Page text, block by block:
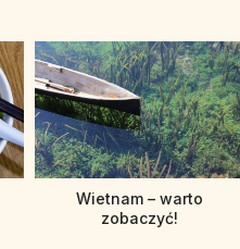
Wietnam – warto
zobaczyć!